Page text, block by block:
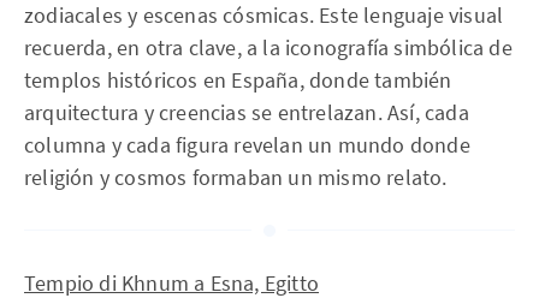
zodiacales y escenas cósmicas. Este lenguaje visual
recuerda, en otra clave, a la iconografía simbólica de
templos históricos en España, donde también
arquitectura y creencias se entrelazan. Así, cada
columna y cada figura revelan un mundo donde
religión y cosmos formaban un mismo relato.
Tempio di Khnum a Esna, Egitto